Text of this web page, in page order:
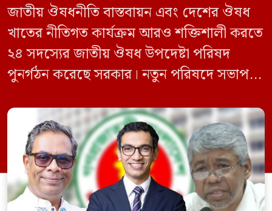
জাতীয় ঔষধনীতি বাস্তবায়ন এবং দেশের ঔষধ
খাতের নীতিগত কার্যক্রম আরও শক্তিশালী করতে
২৪ সদস্যের জাতীয় ঔষধ উপদেষ্টা পরিষদ
পুনর্গঠন করেছে সরকার। নতুন পরিষদে সভাপতি
কল্যাণমন্ত্রী এবং সদস্য সচিব থাকবেন স্বাস্থ্য ও
পরিবার কল্যাণ মন্ত্রণালয়ের সচিব। একই সঙ্গে
স্বাস্থ্য প্রতিমন্ত্রী, বাংলাদেশ বিনিয়োগ উন্নয়ন
কর্তৃপক্ষ (বিডা)-এর নির্বাহী চেয়ারম্যান এবং
জাতীয় […]